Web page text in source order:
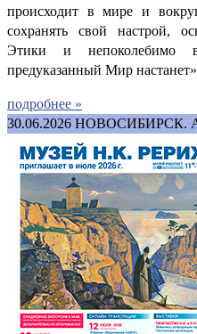
происходит в мире и
сохранять свой настрой,
Этики и
предуказанный Мир
подробнее »
30.06.2026 НОВОСИБИРСК.